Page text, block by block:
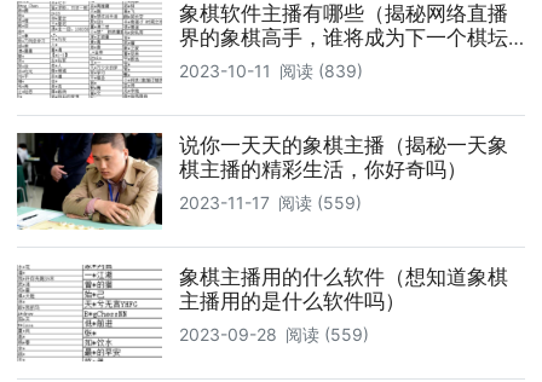
象棋软件主播有哪些（揭秘网络直播
界的象棋高手，谁将成为下一个棋坛
霸主）
2023-10-11 阅读 (839)
说你一天天的象棋主播（揭秘一天象
棋主播的精彩生活，你好奇吗）
2023-11-17 阅读 (559)
象棋主播用的什么软件（想知道象棋
主播用的是什么软件吗）
2023-09-28 阅读 (559)